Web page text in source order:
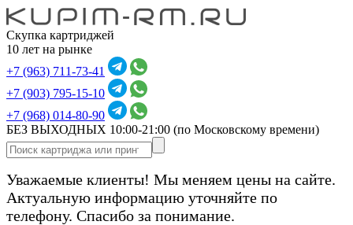
Скупка картриджей
10 лет на рынке
+7 (963) 711-73-41
+7 (903) 795-15-10
+7 (968) 014-80-90
БЕЗ ВЫХОДНЫХ 10:00-21:00 (по Московскому времени)
Уважаемые клиенты! Мы меняем цены на сайте.
Актуальную информацию уточняйте по
телефону. Спасибо за понимание.